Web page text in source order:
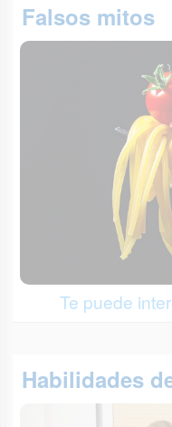
Falsos mitos
Te puede
Habilidades